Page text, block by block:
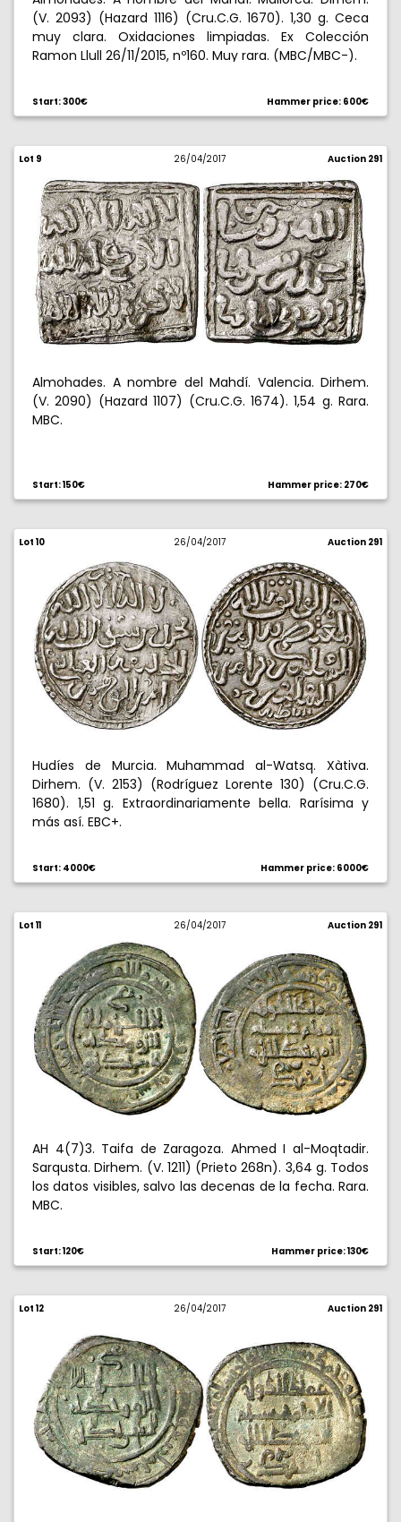
(V. 2093) (Hazard 1116) (Cru.C.G. 1670). 1,30 g. Ceca
muy clara. Oxidaciones limpiadas. Ex Colección
Ramon Llull 26/11/2015, nº160. Muy rara. (MBC/MBC-).
Start: 300€ Hammer price: 600€
Lot 9 26/04/2017 Auction 291
Almohades. A nombre del Mahdí. Valencia. Dirhem.
(V. 2090) (Hazard 1107) (Cru.C.G. 1674). 1,54 g. Rara.
MBC.
Start: 150€ Hammer price: 270€
Lot 10 26/04/2017 Auction 291
Hudíes de Murcia. Muhammad al-Watsq. Xàtiva.
Dirhem. (V. 2153) (Rodríguez Lorente 130) (Cru.C.G.
1680). 1,51 g. Extraordinariamente bella. Rarísima y
más así. EBC+.
Start: 4000€ Hammer price: 6000€
Lot 11 26/04/2017 Auction 291
AH 4(7)3. Taifa de Zaragoza. Ahmed I al-Moqtadir.
Sarqusta. Dirhem. (V. 1211) (Prieto 268n). 3,64 g. Todos
los datos visibles, salvo las decenas de la fecha. Rara.
MBC.
Start: 120€ Hammer price: 130€
Lot 12 26/04/2017 Auction 291